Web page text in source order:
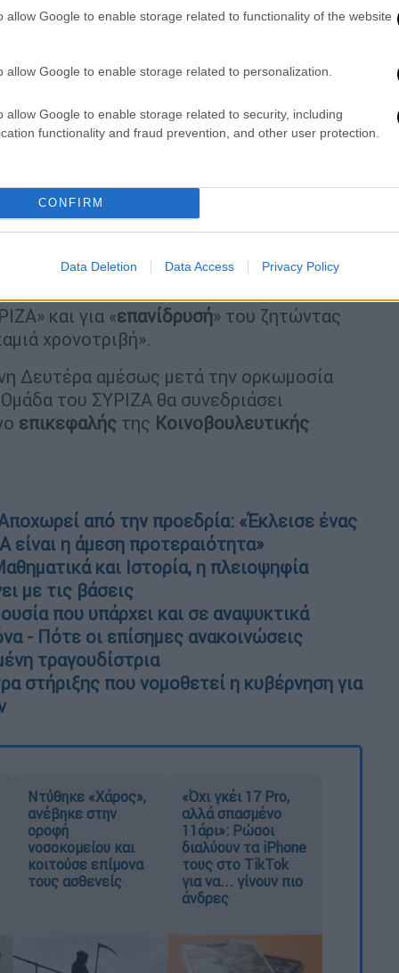
allow Google to enable storage related to functionality of the website
allow Google to enable storage related to personalization.
allow Google to enable storage related to security, including
functionality and fraud prevention, and other user protection.
CONFIRM
Data Deletion Data Access Privacy Policy
λίγο μετά τη μία και με σχετική
Είχε προηγηθεί η έλευση στο
γραφείου Μιχάλη Καλογήρου.
ανακοίνωση των αποφάσεών του που
καταχειροκροτήθηκε από στελέχη που
από κοντά τί επρόκειτο να πει.
και ο
σε άμεσο χρόνο ο ΣΥΡΙΖΑ ΠΣ θα πρέπει
την εκλογή νέας ηγεσίας από τα μέλη
και για «επανίδρυσή» του ζητώντας
χρονοτριβή».
Δευτέρα αμέσως μετά την ορκωμοσία
του ΣΥΡΙΖΑ θα συνεδριάσει
επικεφαλής της Κοινοβουλευτικής
από την προεδρία: «Έκλεισε ένας
είναι η άμεση προτεραιότητα»
και Ιστορία, η πλειοψηφία
με τις βάσεις
που υπάρχει και σε αναψυκτικά
- Πότε οι επίσημες ανακοινώσεις
τραγουδίστρια
στήριξης που νομοθετεί η κυβέρνηση για
Ντύθηκε «Χάρος»,
ανέβηκε στην
οροφή
νοσοκομείου και
κοιτούσε επίμονα
τους ασθενείς
«Όχι γκέι 17 Pro,
αλλά σπασμένο
11άρι»: Ρώσοι
διαλύουν τα iPhone
τους στο TikTok
για να... γίνουν πιο
άνδρες